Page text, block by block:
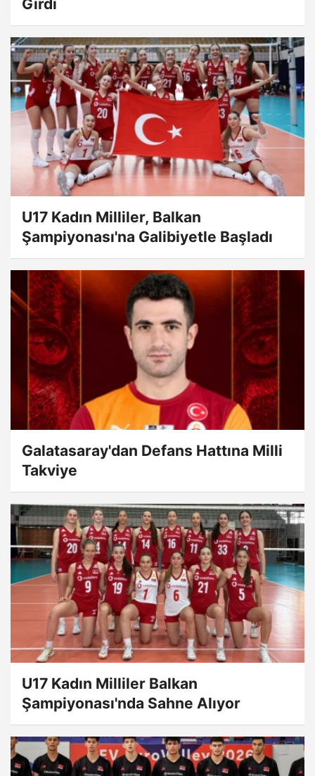
Girdi
U17 Kadın Milliler, Balkan
Şampiyonası'na Galibiyetle Başladı
Galatasaray'dan Defans Hattına Milli
Takviye
U17 Kadın Milliler Balkan
Şampiyonası'nda Sahne Alıyor